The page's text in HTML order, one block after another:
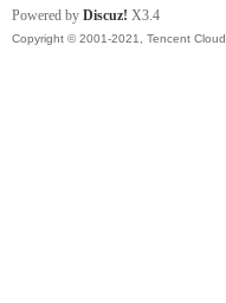
Powered by Discuz! X3.4
Copyright © 2001-2021, Tencent Cloud.